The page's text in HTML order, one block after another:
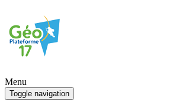
Menu
Toggle navigation